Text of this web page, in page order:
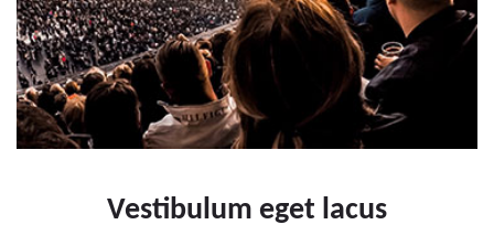
Vestibulum eget lacus